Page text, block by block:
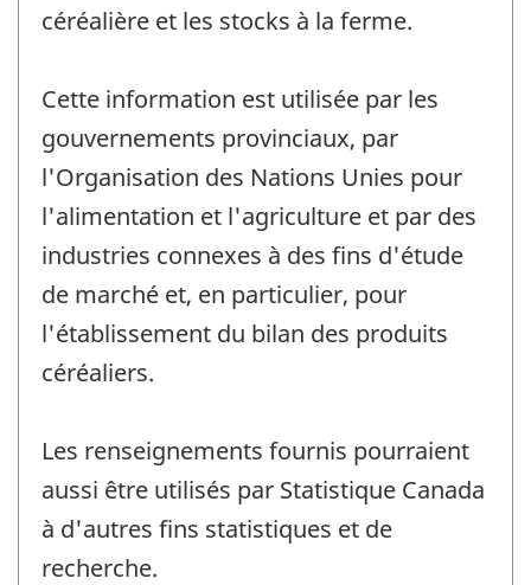
céréalière et les stocks à la ferme.
Cette information est utilisée par les
gouvernements provinciaux, par
l'Organisation des Nations Unies pour
l'alimentation et l'agriculture et par des
industries connexes à des fins d'étude
de marché et, en particulier, pour
l'établissement du bilan des produits
céréaliers.
Les renseignements fournis pourraient
aussi être utilisés par Statistique Canada
à d'autres fins statistiques et de
recherche.